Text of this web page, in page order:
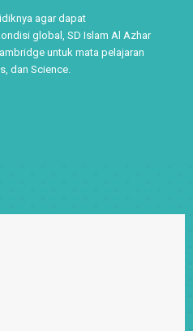
agar dapat
global, SD Islam Al Azhar
untuk mata pelajaran
dan Science.